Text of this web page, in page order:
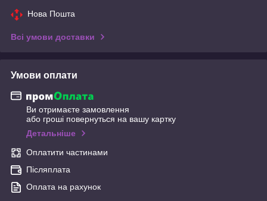
Нова Пошта
Всі умови доставки
Умови оплати
Ви отримаєте замовлення
або гроші повернуться на вашу картку
Детальніше
Оплатити частинами
Післяплата
Оплата на рахунок